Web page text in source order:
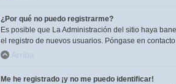
¿Por qué no puedo registrarme?
Es posible que La Administración del sitio haya
el registro de nuevos usuarios. Póngase en
Arriba
Me he registrado ¡y no me puedo identificar!